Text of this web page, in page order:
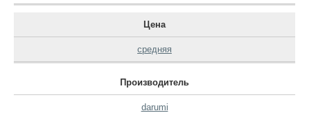
Цена
средняя
Производитель
darumi